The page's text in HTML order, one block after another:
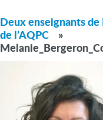
Deux enseignants
de l’AQPC
»